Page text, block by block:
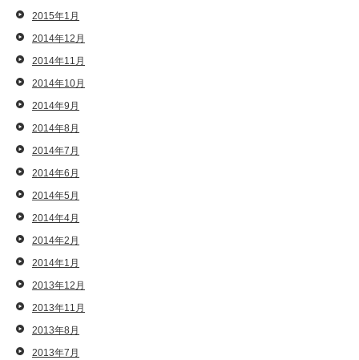
2015年1月
2014年12月
2014年11月
2014年10月
2014年9月
2014年8月
2014年7月
2014年6月
2014年5月
2014年4月
2014年2月
2014年1月
2013年12月
2013年11月
2013年8月
2013年7月